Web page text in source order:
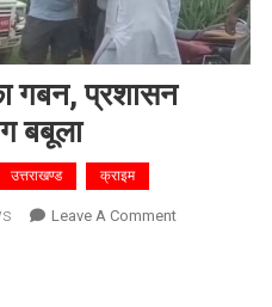
गबन, प्रशासन
बबूला
उत्तराखण्ड क्राइम
Leave A CommentOn